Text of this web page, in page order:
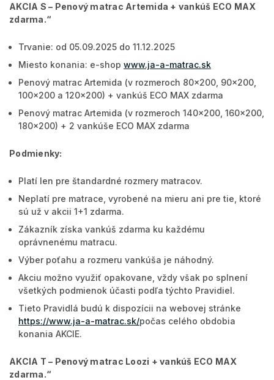
AKCIA S – Penový matrac Artemida + vankúš ECO MAX
zdarma.“
Trvanie: od 05.09.2025 do 11.12.2025
Miesto konania: e-shop www.ja-a-matrac.sk
Penový matrac Artemida (v rozmeroch 80x200, 90x200,
100x200 a 120x200) + vankúš ECO MAX zdarma
Penový matrac Artemida (v rozmeroch 140x200, 160x200,
180x200) + 2 vankúše ECO MAX zdarma
Podmienky:
Platí len pre štandardné rozmery matracov.
Neplatí pre matrace, vyrobené na mieru ani pre tie, ktoré
sú už v akcii 1+1 zdarma.
Zákazník získa vankúš zdarma ku každému
oprávnenému matracu.
Výber poťahu a rozmeru vankúša je náhodný.
Akciu možno využiť opakovane, vždy však po splnení
všetkých podmienok účasti podľa týchto Pravidiel.
Tieto Pravidlá budú k dispozícii na webovej stránke
https://www.ja-a-matrac.sk/počas celého obdobia
konania AKCIE.
AKCIA T – Penový matrac Loozi + vankúš ECO MAX
zdarma.“